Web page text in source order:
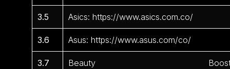
3.5 Asics: https://www.asics.com.co/
3.6 Asus: https://www.asus.com/co/
3.7
Beauty